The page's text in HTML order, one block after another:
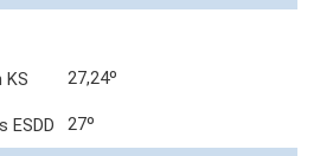
27,24º
27º